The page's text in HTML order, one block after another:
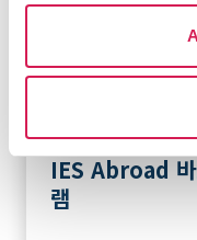
바르셀로나,스페인
IES Abroad 바
램